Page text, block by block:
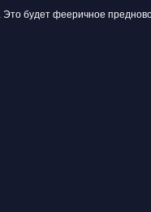
Это будет фееричное